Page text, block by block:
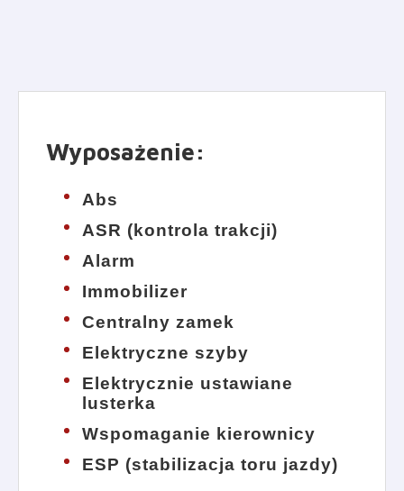
Wyposażenie:
Abs
ASR (kontrola trakcji)
Alarm
Immobilizer
Centralny zamek
Elektryczne szyby
Elektrycznie ustawiane
lusterka
Wspomaganie kierownicy
ESP (stabilizacja toru jazdy)